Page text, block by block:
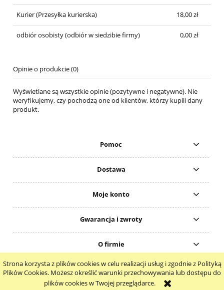
Strona korzysta z plików cookies w celu realizacji usług i zgodnie z Polityką
Plików Cookies. Możesz określić warunki przechowywania lub dostępu do
plików cookies w Twojej przeglądarce.
Kurier(Przesyłka kurierska) 18,00 zł
odbiór osobisty(odbiór w siedzibie firmy) 0,00 zł
Opinie o produkcie (0)
Wyświetlane są wszystkie opinie (pozytywne i negatywne). Nie
weryfikujemy, czy pochodzą one od klientów, którzy kupili dany
produkt.
Pomoc
Dostawa
Moje konto
Gwarancja i zwroty
O firmie
pokaż pełną wersję strony
Sklep internetowy Shoper.pl